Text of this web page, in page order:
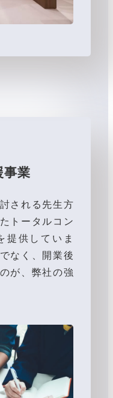
事業
される先生方
トータルコン
提供していま
なく、開業後
が、弊社の強